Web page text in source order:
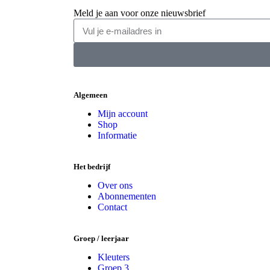
Meld je aan voor onze nieuwsbrief
Algemeen
Mijn account
Shop
Informatie
Het bedrijf
Over ons
Abonnementen
Contact
Groep / leerjaar
Kleuters
Groep 3